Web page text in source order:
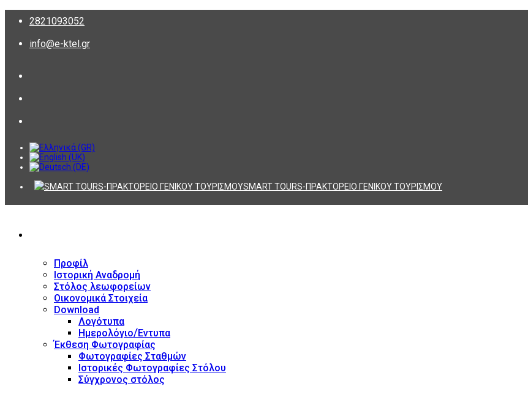
2821093052
info@e-ktel.gr
SMART TOURS-ΠΡΑΚΤΟΡΕΙΟ ΓΕΝΙΚΟΥ ΤΟΥΡΙΣΜΟΥ
Προφίλ
Ιστορική Αναδρομή
Στόλος λεωφορείων
Οικονομικά Στοιχεία
Download
Λογότυπα
Ημερολόγιο/Έντυπα
Έκθεση Φωτογραφίας
Φωτογραφίες Σταθμών
Ιστορικές Φωτογραφίες Στόλου
Σύγχρονος στόλος